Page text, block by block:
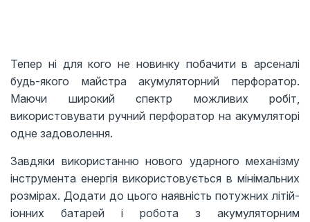
Тепер ні для кого не новинку побачити в арсеналі
будь-якого майстра акумуляторний перфоратор.
Маючи широкий спектр можливих робіт,
використовувати ручний перфоратор на акумуляторі
одне задоволення.
Завдяки використанню нового ударного механізму
інструмента енергія використовується в мінімальних
розмірах. Додати до цього наявність потужних літій-
іонних батарей і робота з акумуляторним